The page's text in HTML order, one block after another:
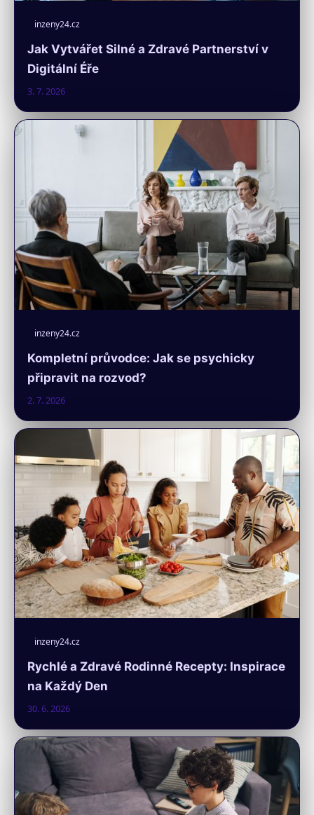
inzeny24.cz
Jak Vytvářet Silné a Zdravé Partnerství v
Digitální Éře
3. 7. 2026
inzeny24.cz
Kompletní průvodce: Jak se psychicky
připravit na rozvod?
2. 7. 2026
inzeny24.cz
Rychlé a Zdravé Rodinné Recepty: Inspirace
na Každý Den
30. 6. 2026